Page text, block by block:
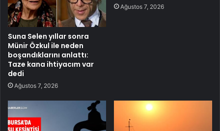
Suna Selen yıllar sonra
Münir Özkul ile neden
boşandıklarını anlattı:
Taze kana ihtiyacım var
dedi
Ağustos 7, 2026
Ağustos 7, 2026